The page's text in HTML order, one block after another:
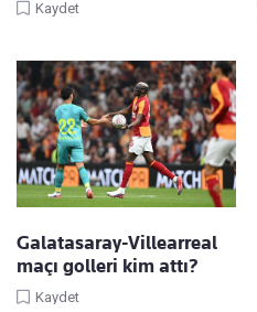
Kaydet
Galatasaray-Villearreal
maçı golleri kim attı?
Kaydet